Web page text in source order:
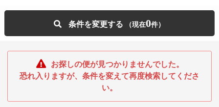
条件を変更する 0
お探しの便が見つかりませんでした。
恐れ入りますが、条件を変えて再度検索してくださ
い。